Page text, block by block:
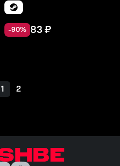
-90% 83₽
1 2